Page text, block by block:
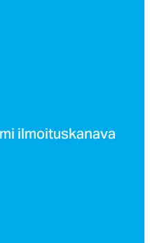
il­moi­tus­ka­na­va